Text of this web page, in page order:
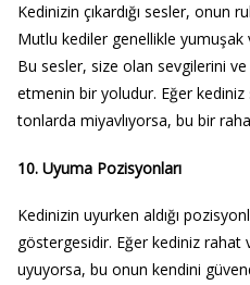
Kedinizin çıkardığı sesler, onun
Mutlu kediler genellikle
Bu sesler, size olan sevgilerini
etmenin bir yoludur. Eğer
tonlarda miyavlıyorsa, bu bir
10. Uyuma Pozisyonları
Kedinizin uyurken aldığı
göstergesidir. Eğer kediniz rahat
uyuyorsa, bu onun kendini